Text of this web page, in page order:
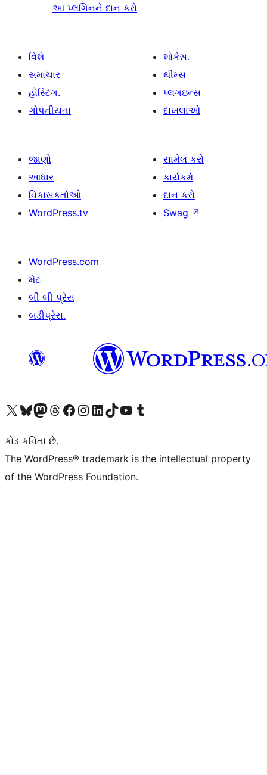
આ પ્લગિનને દાન કરો
વિશે
સમાચાર
હોસ્ટિંગ.
ગોપનીયતા
શોકેસ.
થીમ્સ
પ્લગઇન્સ
દાખલાઓ
જાણો
આધાર
વિકાસકર્તાઓ
WordPress.tv
સામેલ કરો
કાર્યકર્મ
દાન કરો
Swag ↗
WordPress.com
મેટ
બી બી પ્રેસ
બડીપ્રેસ.
અમારા X (અગાઉ ટ્વિટર) એકાઉન્ટની મુલાકાત લોઅમારા Bluesky એકાઉન્ટની મુલાકાત લોઅમારા માસ્ટોડોન એકાઉન્ટની મુલાકાત લોઅમારા Threads એકાઉન્ટની મુલાકાત લો અમારા ફેસબુક પેજની મુલાકાત લોઅમારા ઇન્સ્ટાગ્રામ એકાઉન્ટની મુલાકાત લો અમારા LinkedIn એકાઉન્ટની મુલાકાત લોઅમારા TikTok એકાઉન્ટની મુલાકાત લોઅમારી YouTube ચેનલની મુલાકાત લો અમારા Tumblr એકાઉન્ટની મુલાકાત લો
કોડ કવિતા છે.
The WordPress® trademark is the intellectual property
of the WordPress Foundation.